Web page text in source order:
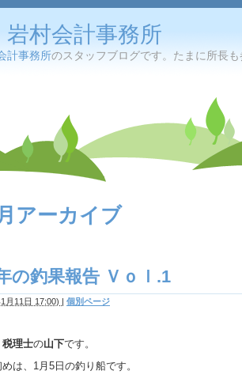
岩村会計事務所
計事務所のスタッフブログです。たまに所長
アーカイブ
の釣果報告 Ｖｏｌ.1
月11日 17:00) | 個別ページ
税理士の山下です。
は、1月5日の釣り船です。